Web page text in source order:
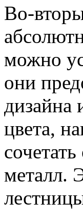
Во-
можно
они
дизайна
цвета,
металл.